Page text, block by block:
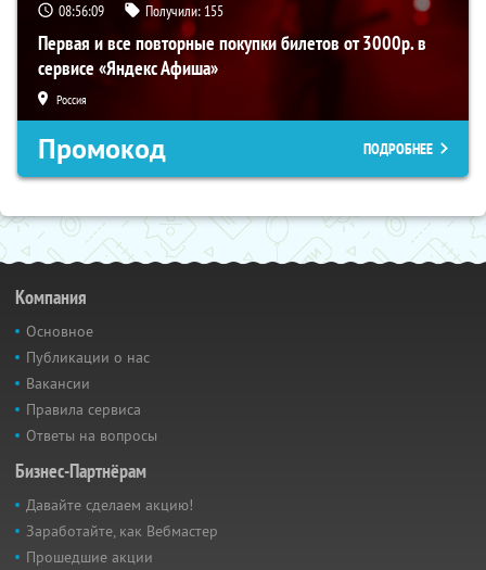
08:56:09 Получили: 155
Первая и все повторные покупки билетов от 3000р. в
сервисе «Яндекс Афиша»
Россия
Промокод ПОДРОБНЕЕ
Компания
Основное
Публикации о нас
Вакансии
Правила сервиса
Ответы на вопросы
Бизнес-Партнёрам
Давайте сделаем акцию!
Заработайте, как Вебмастер
Прошедшие акции